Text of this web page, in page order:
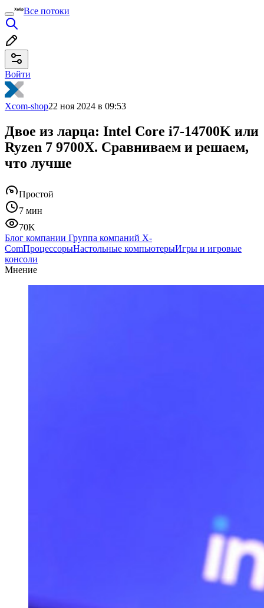
Все потоки
Войти
Xcom-shop22 ноя 2024 в 09:53
Двое из ларца: Intel Core i7-14700K или
Ryzen 7 9700X. Сравниваем и решаем,
что лучше
Простой
7 мин
70K
Блог компании Группа компаний X-
ComПроцессорыНастольные компьютерыИгры и игровые
консоли
Мнение